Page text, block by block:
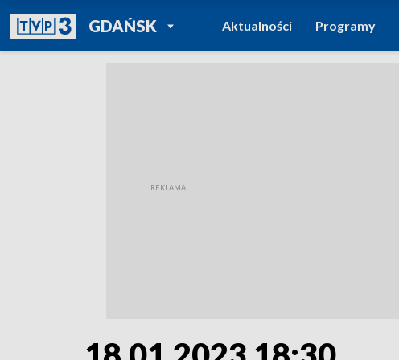
GDAŃSKPOWRÓT DO
TVP REGIONY
Aktualności Programy